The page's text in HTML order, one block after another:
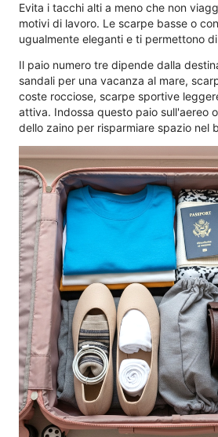
Evita i tacchi alti a meno che non
motivi di lavoro. Le scarpe basse o
ugualmente eleganti e ti permettono
Il paio numero tre dipende dalla
sandali per una vacanza al mare,
coste rocciose, scarpe sportive
attiva. Indossa questo paio sull'aereo
dello zaino per risparmiare spazio nel